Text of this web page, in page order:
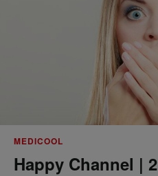
MEDICOOL
Happy Channel | 2